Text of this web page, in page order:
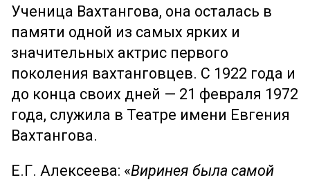
Ученица Вахтангова, она осталась в
памяти одной из самых ярких и
значительных актрис первого
поколения вахтанговцев. С 1922 года и
до конца своих дней — 21 февраля 1972
года, служила в Театре имени Евгения
Вахтангова.
Е.Г. Алексеева: «Виринея была самой